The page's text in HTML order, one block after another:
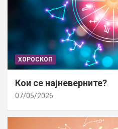
ХОРОСКОП
Кои се најневерните?
07/05/2026